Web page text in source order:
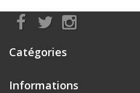
Catégories
Informations